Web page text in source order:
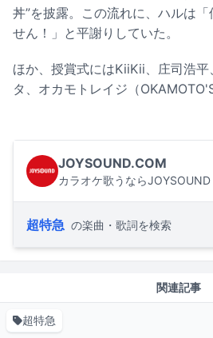
丼”を披露。この流れに、ハルは
せん！」と平謝りしていた。
ほか、授賞式にはKiiKii、庄司浩
タ、オカモトレイジ（
JOYSOUND.COM
カラオケ歌うならJOYSOUND
超特急 の楽曲・歌詞を検索
関連記事
超特急